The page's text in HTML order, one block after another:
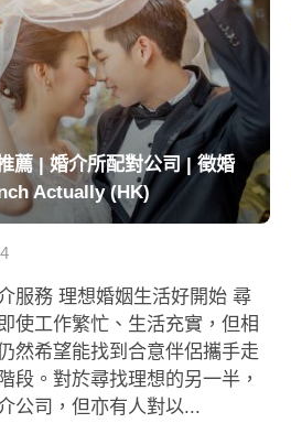
薦 | 婚介所配對公司 | 徵婚
Actually (HK)
服務 理想婚姻生活好開始 尋
使工作繁忙、生活充實，但相
然希望能找到合意伴侶攜手走
段。對於尋找理想的另一半，
公司，但亦有人對以...